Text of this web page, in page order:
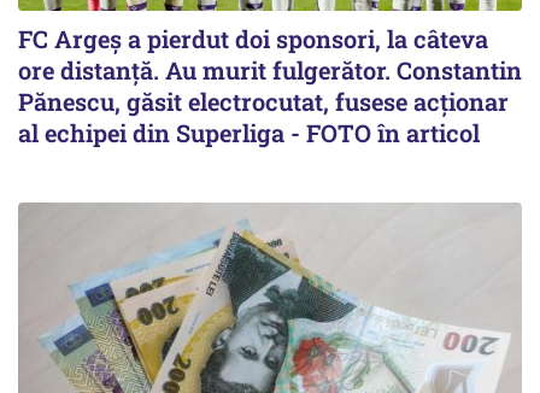
FC Argeș a pierdut doi sponsori, la câteva
ore distanță. Au murit fulgerător. Constantin
Pănescu, găsit electrocutat, fusese acționar
al echipei din Superliga - FOTO în articol